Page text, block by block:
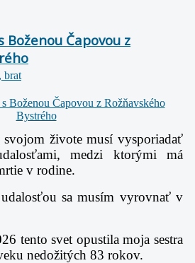
Boženou Čapovou z
brat
živote musí vysporiadať
medzi ktorými má
v rodine.
sa musím vyrovnať v
tento svet opustila moja sestra
nedožitých 83 rokov.